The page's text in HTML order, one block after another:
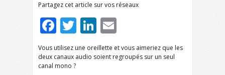
Partagez cet article sur vos réseaux
Facebook
TwitterLinkedIn
Vous utilisez une oreillette et vous aimeriez que les
deux canaux audio soient regroupés sur un seul
canal mono ?